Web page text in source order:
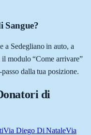
Sangue?
a Sedegliano in auto, a
modulo “Come arrivare”
dalla tua posizione.
di
Via Diego Di NataleVia